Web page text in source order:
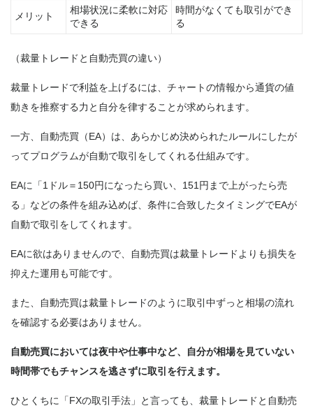
メリット
相場状況に柔軟に対応
できる
時間がなくても取引ができ
る
（裁量トレードと自動売買の違い）
裁量トレードで利益を上げるには、チャートの情報から通貨の値
動きを推察する力と自分を律することが求められます。
一方、自動売買（EA）は、あらかじめ決められたルールにしたが
ってプログラムが自動で取引をしてくれる仕組みです。
EAに「1ドル＝150円になったら買い、151円まで上がったら売
る」などの条件を組み込めば、条件に合致したタイミングでEAが
自動で取引をしてくれます。
EAに欲はありませんので、自動売買は裁量トレードよりも損失を
抑えた運用も可能です。
また、自動売買は裁量トレードのように取引中ずっと相場の流れ
を確認する必要はありません。
自動売買においては夜中や仕事中など、自分が相場を見ていない
時間帯でもチャンスを逃さずに取引を行えます。
ひとくちに「FXの取引手法」と言っても、裁量トレードと自動売